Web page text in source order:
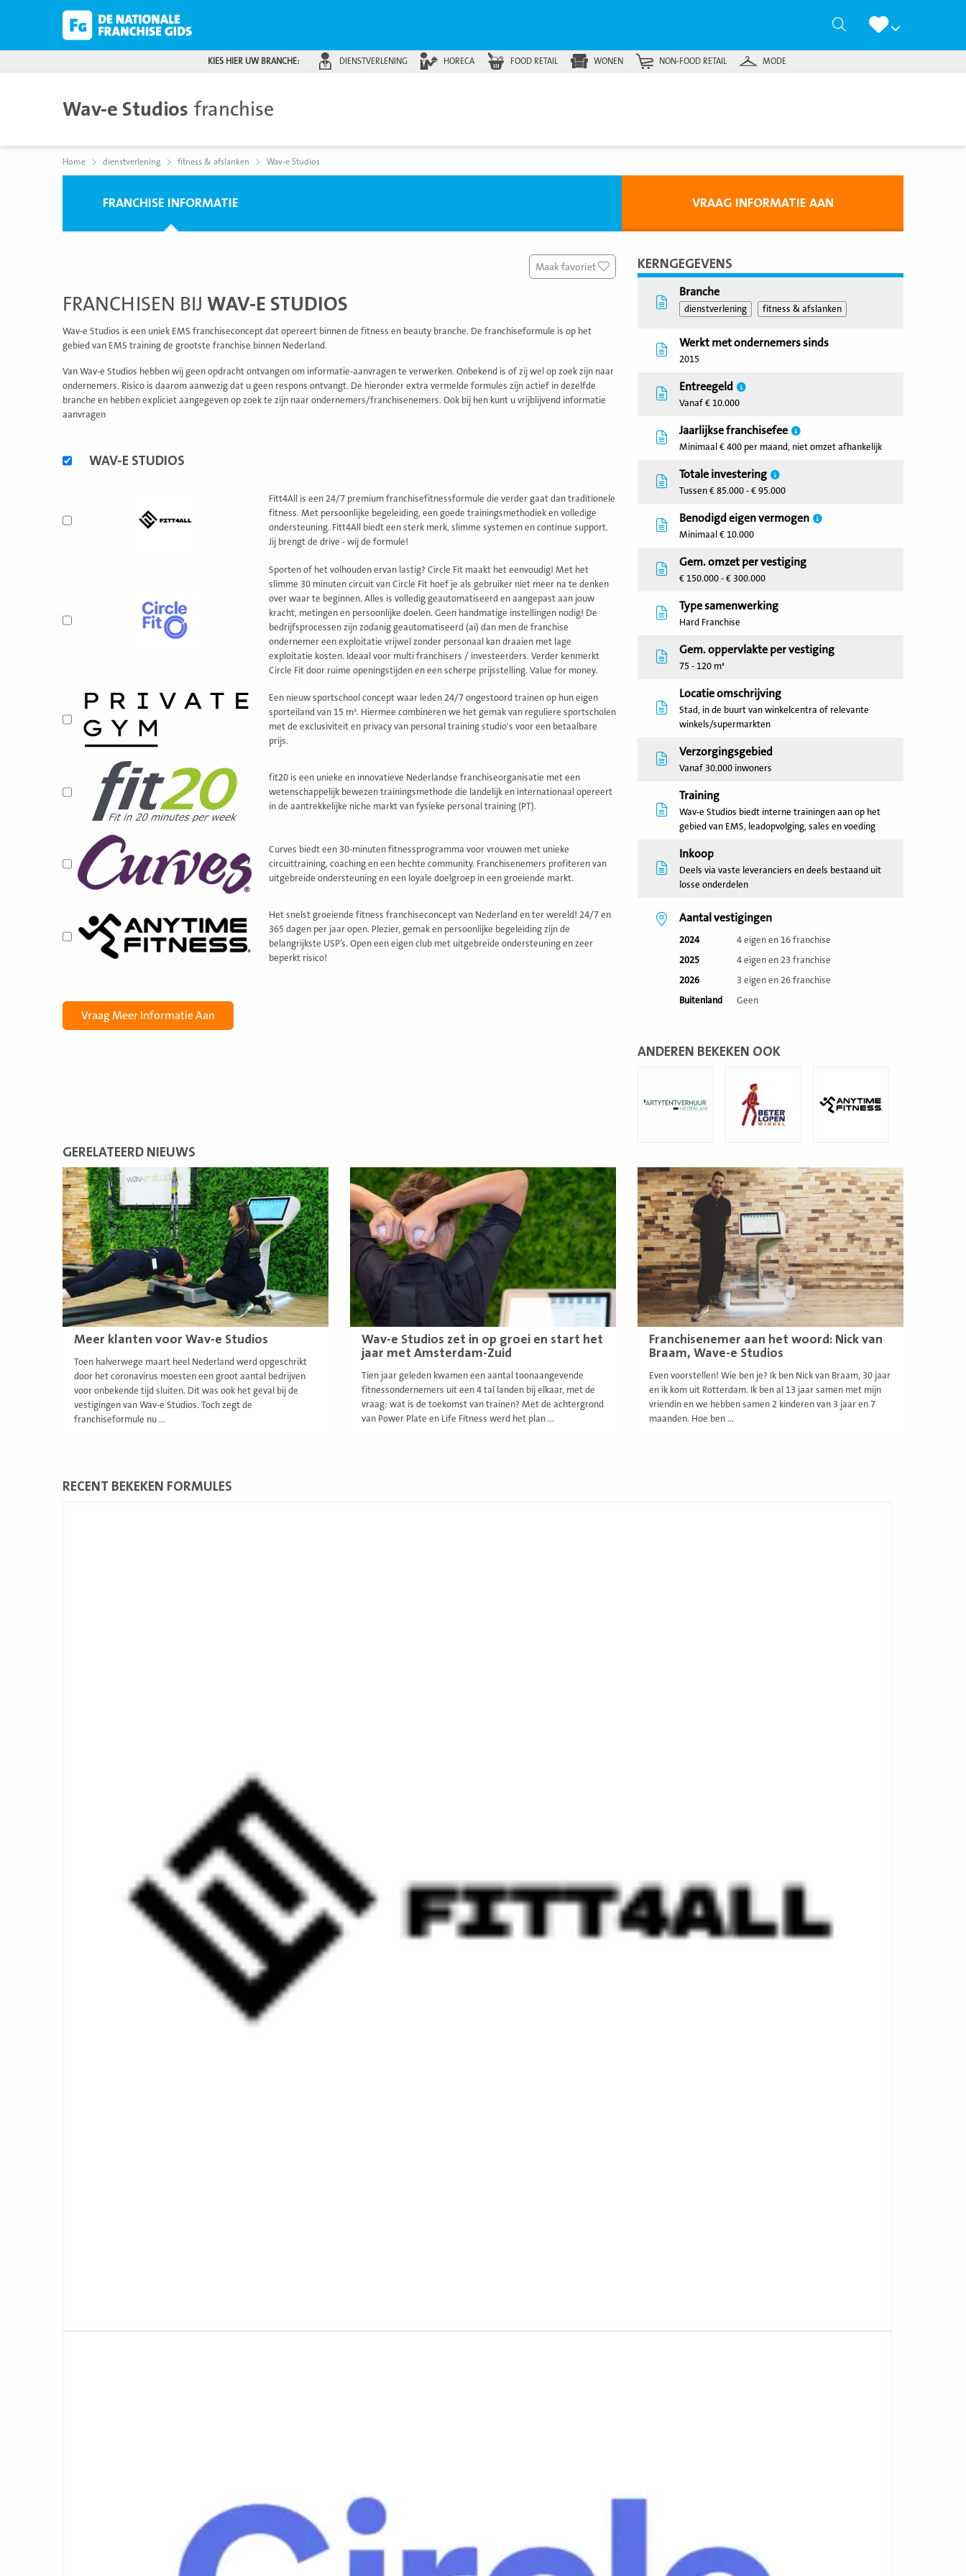
Zoeken
KIES HIER UW BRANCHE: DIENSTVERLENING HORECA FOOD RETAIL WONEN NON-FOOD RETAIL MODE
Wav-e Studios franchise
Home dienstverlening fitness & afslanken Wav-e Studios
FRANCHISE INFORMATIE VRAAG INFORMATIE AAN
Maak favoriet
FRANCHISEN BIJ WAV-E STUDIOS
Wav-e Studios is een uniek EMS franchiseconcept dat opereert binnen de fitness en beauty branche. De franchiseformule is op het
gebied van EMS training de grootste franchise binnen Nederland.
Van Wav-e Studios hebben wij geen opdracht ontvangen om informatie-aanvragen te verwerken. Onbekend is of zij wel op zoek zijn naar
ondernemers. Risico is daarom aanwezig dat u geen respons ontvangt. De hieronder extra vermelde formules zijn actief in dezelfde
branche en hebben expliciet aangegeven op zoek te zijn naar ondernemers/franchisenemers. Ook bij hen kunt u vrijblijvend informatie
aanvragen
formulesWAV-E STUDIOS
Fitt4All is een 24/7 premium franchisefitnessformule die verder gaat dan traditionele
fitness. Met persoonlijke begeleiding, een goede trainingsmethodiek en volledige
ondersteuning. Fitt4All biedt een sterk merk, slimme systemen en continue support.
Jij brengt de drive - wij de formule!
Sporten of het volhouden ervan lastig? Circle Fit maakt het eenvoudig! Met het
slimme 30 minuten circuit van Circle Fit hoef je als gebruiker niet meer na te denken
over waar te beginnen. Alles is volledig geautomatiseerd en aangepast aan jouw
kracht, metingen en persoonlijke doelen. Geen handmatige instellingen nodig! De
bedrijfsprocessen zijn zodanig geautomatiseerd (ai) dan men de franchise
ondernemer een exploitatie vrijwel zonder personaal kan draaien met lage
exploitatie kosten. Ideaal voor multi franchisers / investeerders. Verder kenmerkt
Circle Fit door ruime openingstijden en een scherpe prijsstelling. Value for money.
Een nieuw sportschool concept waar leden 24/7 ongestoord trainen op hun eigen
sporteiland van 15 m². Hiermee combineren we het gemak van reguliere sportscholen
met de exclusiviteit en privacy van personal training studio's voor een betaalbare
prijs.
fit20 is een unieke en innovatieve Nederlandse franchiseorganisatie met een
wetenschappelijk bewezen trainingsmethode die landelijk en internationaal opereert
in de aantrekkelijke niche markt van fysieke personal training (PT).
Curves biedt een 30-minuten fitnessprogramma voor vrouwen met unieke
circuittraining, coaching en een hechte community. Franchisenemers profiteren van
uitgebreide ondersteuning en een loyale doelgroep in een groeiende markt.
Het snelst groeiende fitness franchiseconcept van Nederland en ter wereld! 24/7 en
365 dagen per jaar open. Plezier, gemak en persoonlijke begeleiding zijn de
belangrijkste USP’s. Open een eigen club met uitgebreide ondersteuning en zeer
beperkt risico!
KERNGEGEVENS
Branche
dienstverlening fitness & afslanken
Werkt met ondernemers sinds
2015
Entreegeld
Vanaf € 10.000
Jaarlijkse franchisefee
Minimaal € 400 per maand, niet omzet afhankelijk
Totale investering
Tussen € 85.000 - € 95.000
Benodigd eigen vermogen
Minimaal € 10.000
Gem. omzet per vestiging
€ 150.000 - € 300.000
Type samenwerking
Hard Franchise
Gem. oppervlakte per vestiging
75 - 120 m²
Locatie omschrijving
Stad, in de buurt van winkelcentra of relevante
winkels/supermarkten
Verzorgingsgebied
Vanaf 30.000 inwoners
Training
Wav-e Studios biedt interne trainingen aan op het
gebied van EMS, leadopvolging, sales en voeding
Inkoop
Deels via vaste leveranciers en deels bestaand uit
losse onderdelen
Aantal vestigingen
2024
4 eigen en 16 franchise
2025
4 eigen en 23 franchise
2026
3 eigen en 26 franchise
Buitenland
Geen
ANDEREN BEKEKEN OOK
meer
GERELATEERD NIEUWS
Meer klanten voor Wav-e Studios
Toen halverwege maart heel Nederland werd opgeschrikt
door het coronavirus moesten een groot aantal bedrijven
voor onbekende tijd sluiten. Dit was ook het geval bij de
vestigingen van Wav-e Studios. Toch zegt de
franchiseformule nu ...
Lees
meer
Wav-e Studios zet in op groei en start het
jaar met Amsterdam-Zuid
Tien jaar geleden kwamen een aantal toonaangevende
fitnessondernemers uit een 4 tal landen bij elkaar, met de
vraag: wat is de toekomst van trainen? Met de achtergrond
van Power Plate en Life Fitness werd het plan ...
Lees
meer
Franchisenemer aan het woord: Nick van
Braam, Wave-e Studios
Even voorstellen! Wie ben je? Ik ben Nick van Braam, 30 jaar
en ik kom uit Rotterdam. Ik ben al 13 jaar samen met mijn
vriendin en we hebben samen 2 kinderen van 3 jaar en 7
maanden. Hoe ben ...
Lees
meer
RECENT BEKEKEN FORMULES